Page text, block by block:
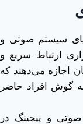
سیستم صوتی و
ارتباط سریع و
اجازه می‌دهند که
گوش افراد حاضر
و پیجینگ در